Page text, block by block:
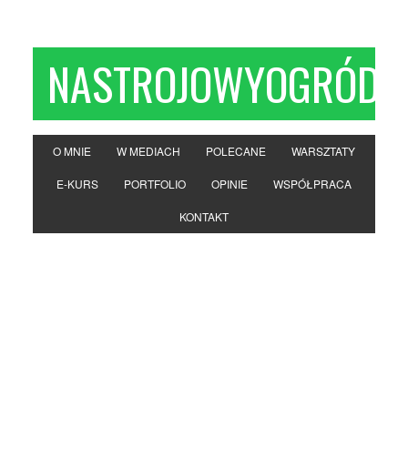
NASTROJOWYOGRÓD
O MNIE W MEDIACH POLECANE WARSZTATY
E-KURS PORTFOLIO OPINIE WSPÓŁPRACA
KONTAKT